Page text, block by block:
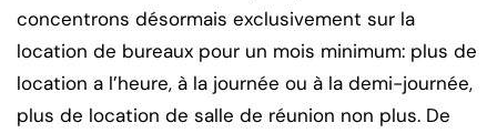
concentrons désormais exclusivement sur la
location de bureaux pour un mois minimum: plus de
location a l’heure, à la journée ou à la demi-journée,
plus de location de salle de réunion non plus. De